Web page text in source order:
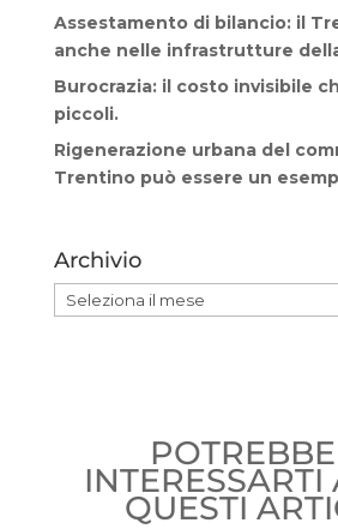
Assestamento di bilancio: il
anche nelle infrastrutture
Burocrazia: il costo invisibile
piccoli.
Rigenerazione urbana del
Trentino può essere un
Archivio
Archivio
INTERESSARTI
QUESTI